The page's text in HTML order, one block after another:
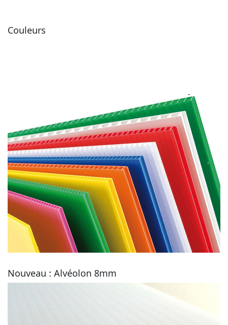
Couleurs
Nouveau : Alvéolon 8mm